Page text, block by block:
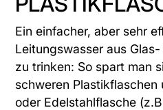
Ein einfacher, aber sehr
Leitungswasser aus
zu trinken: So spart man
schweren
oder Edelstahlflasche